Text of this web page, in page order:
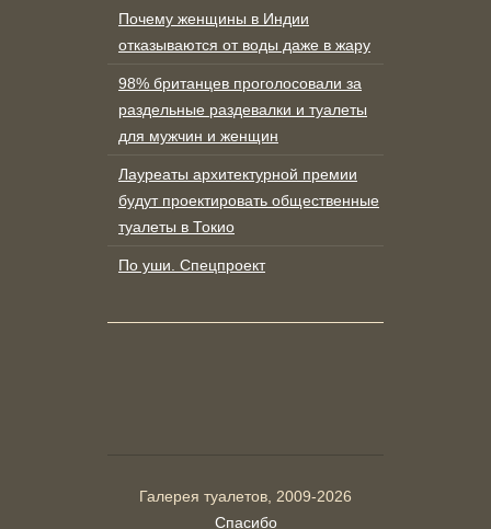
Почему женщины в Индии
отказываются от воды даже в жару
98% британцев проголосовали за
раздельные раздевалки и туалеты
для мужчин и женщин
Лауреаты архитектурной премии
будут проектировать общественные
туалеты в Токио
По уши. Спецпроект
Галерея туалетов, 2009-2026
Спасибо